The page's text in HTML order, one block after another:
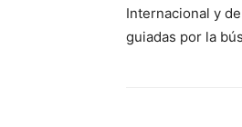
Internacional y
guiadas por la